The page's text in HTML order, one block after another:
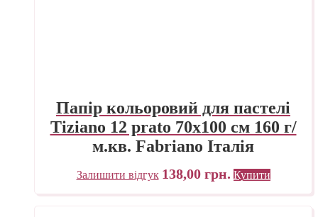
Папір кольоровий для пастелі
Tiziano 12 prato 70х100 см 160 г/
м.кв. Fabriano Італія
Залишити відгук 138,00 грн. Купити